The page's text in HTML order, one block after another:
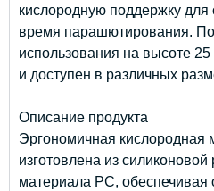
кислородную поддержку для
время парашютирования.
использования на высоте
и доступен в различных
Описание продукта
Эргономичная кислородная
изготовлена из
материала PC, обеспечивая